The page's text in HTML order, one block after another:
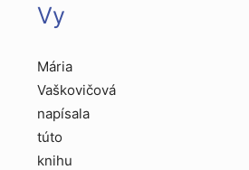
Vy
Mária
Vaškovičová
napísala
túto
knihu